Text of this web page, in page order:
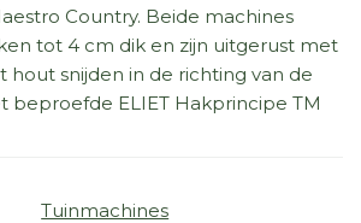
Country. Beide machines
tot 4 cm dik en zijn uitgerust met
hout snijden in de richting van de
beproefde ELIET Hakprincipe TM
Tuinmachines